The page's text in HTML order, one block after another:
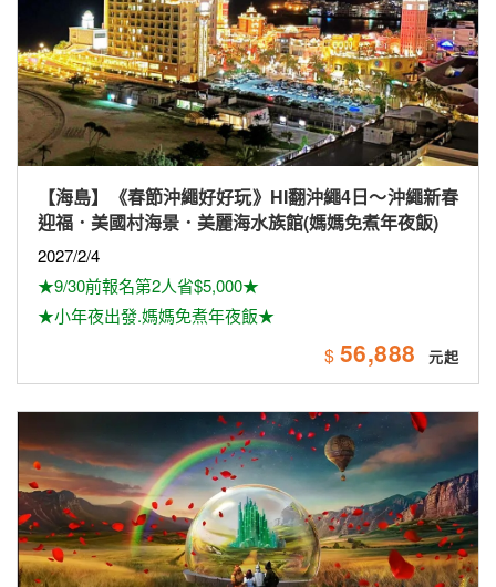
【美加】 《最高省6千》長榮航空~探索美西10日遊
（雙國家公園、拉斯維加斯球體（入內參觀）、羚羊
峽谷雙奇觀、環球影城）
2026/8/14
★保證出發★
★早鳥優惠最高第2人省$6,000
$125,900